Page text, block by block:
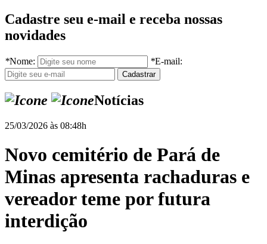
Cadastre seu e-mail e receba nossas
novidades
*Nome: *E-mail:
Notícias
25/03/2026 às 08:48h
Novo cemitério de Pará de
Minas apresenta rachaduras e
vereador teme por futura
interdição